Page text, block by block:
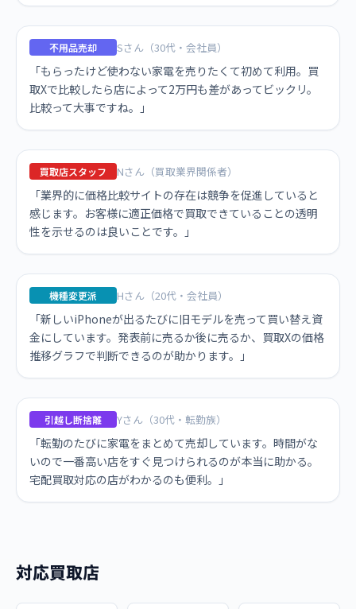
不用品売却 Sさん（30代・会社員）
「もらったけど使わない家電を売りたくて初めて利用。買
取Xで比較したら店によって2万円も差があってビックリ。
比較って大事ですね。」
買取店スタッフ Nさん（買取業界関係者）
「業界的に価格比較サイトの存在は競争を促進していると
感じます。お客様に適正価格で買取できていることの透明
性を示せるのは良いことです。」
機種変更派 Hさん（20代・会社員）
「新しいiPhoneが出るたびに旧モデルを売って買い替え資
金にしています。発表前に売るか後に売るか、買取Xの価格
推移グラフで判断できるのが助かります。」
引越し断捨離 Yさん（30代・転勤族）
「転勤のたびに家電をまとめて売却しています。時間がな
いので一番高い店をすぐ見つけられるのが本当に助かる。
宅配買取対応の店がわかるのも便利。」
対応買取店